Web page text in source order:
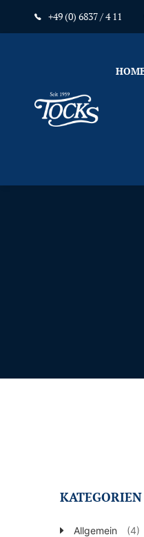
+49 (0) 6837 / 4 11
mögen
KATEGORIEN
Allgemein (4)